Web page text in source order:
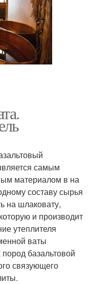
самым
материалом в на
составу сырья
на шлаковату,
и производит
утеплителя
ваты
базальтовой
связующего